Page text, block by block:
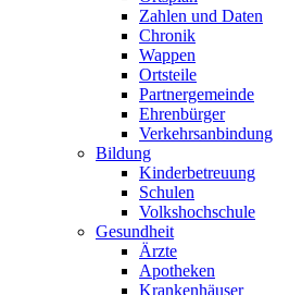
Zahlen und Daten
Chronik
Wappen
Ortsteile
Partnergemeinde
Ehrenbürger
Verkehrsanbindung
Bildung
Kinderbetreuung
Schulen
Volkshochschule
Gesundheit
Ärzte
Apotheken
Krankenhäuser